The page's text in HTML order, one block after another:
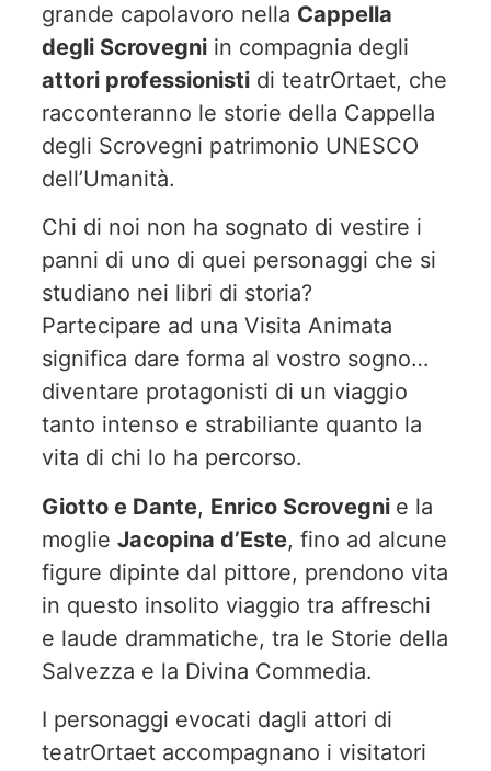
grande capolavoro nella Cappella
degli Scrovegni in compagnia degli
attori professionisti di teatrOrtaet, che
racconteranno le storie della Cappella
degli Scrovegni patrimonio UNESCO
dell’Umanità.
Chi di noi non ha sognato di vestire i
panni di uno di quei personaggi che si
studiano nei libri di storia?
Partecipare ad una Visita Animata
significa dare forma al vostro sogno…
diventare protagonisti di un viaggio
tanto intenso e strabiliante quanto la
vita di chi lo ha percorso.
Giotto e Dante, Enrico Scrovegni e la
moglie Jacopina d’Este, fino ad alcune
figure dipinte dal pittore, prendono vita
in questo insolito viaggio tra affreschi
e laude drammatiche, tra le Storie della
Salvezza e la Divina Commedia.
I personaggi evocati dagli attori di
teatrOrtaet accompagnano i visitatori